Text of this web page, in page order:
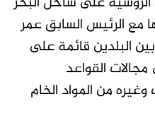
مع الرئيس السابق عمر
البلدين قائمة على
القواعد
من المواد الخام